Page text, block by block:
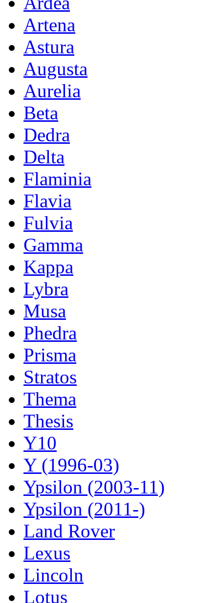
Artena
Astura
Augusta
Aurelia
Beta
Dedra
Delta
Flaminia
Flavia
Fulvia
Gamma
Kappa
Lybra
Musa
Phedra
Prisma
Stratos
Thema
Thesis
Y10
Y (1996-03)
Ypsilon (2003-11)
Ypsilon (2011-)
Land Rover
Lexus
Lincoln
Lotus